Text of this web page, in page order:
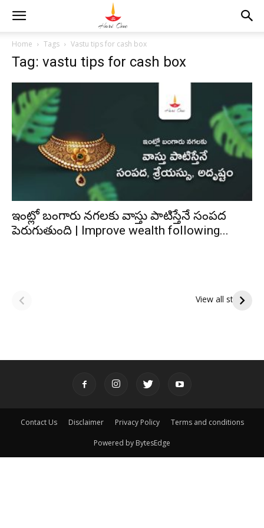
Home Tags Vastu tips for cash box
Tag: vastu tips for cash box
ఇంట్లో బంగారు నగలకు వాస్తు పాటిస్తేనే సంపద
పెరుగుతుంది | Improve wealth following...
View all stories
పితృదేవతల ఆశీర్వాదం
ఇంద్రకీలాద్రి గిరి ప్రదక్షిణ
Contact Us Disclaimer Privacy Policy Terms and conditions
Powered by BytesEdge